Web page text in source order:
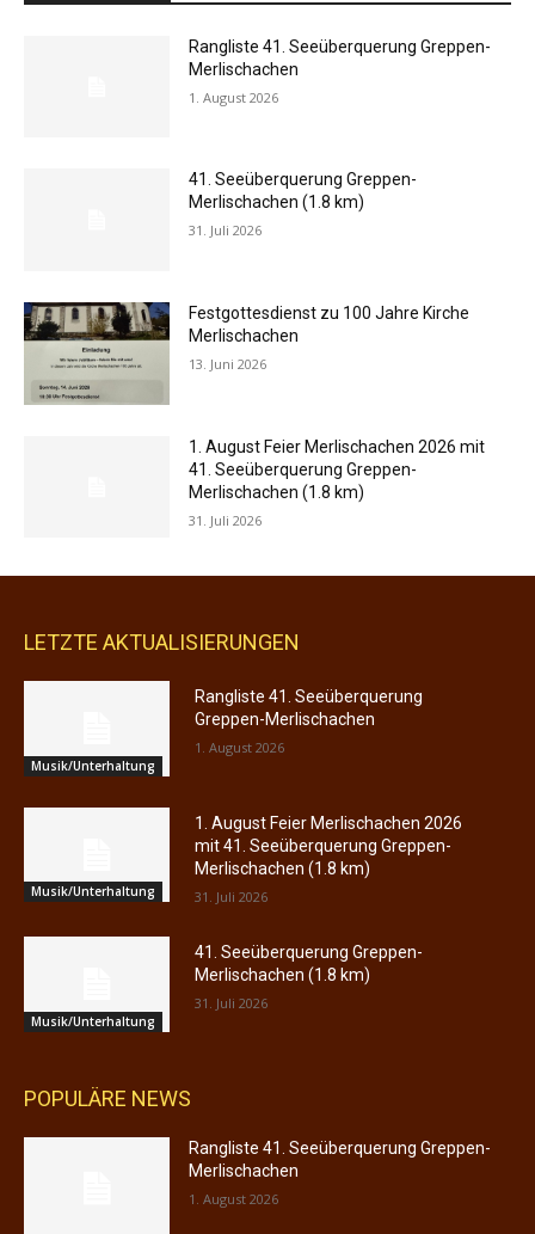
Rangliste 41. Seeüberquerung Greppen-
Merlischachen
1. August 2026
41. Seeüberquerung Greppen-
Merlischachen (1.8 km)
31. Juli 2026
Festgottesdienst zu 100 Jahre Kirche
Merlischachen
13. Juni 2026
1. August Feier Merlischachen 2026 mit
41. Seeüberquerung Greppen-
Merlischachen (1.8 km)
31. Juli 2026
LETZTE AKTUALISIERUNGEN
Musik/Unterhaltung
Rangliste 41. Seeüberquerung
Greppen-Merlischachen
1. August 2026
Musik/Unterhaltung
1. August Feier Merlischachen 2026
mit 41. Seeüberquerung Greppen-
Merlischachen (1.8 km)
31. Juli 2026
Musik/Unterhaltung
41. Seeüberquerung Greppen-
Merlischachen (1.8 km)
31. Juli 2026
POPULÄRE NEWS
Rangliste 41. Seeüberquerung Greppen-
Merlischachen
1. August 2026